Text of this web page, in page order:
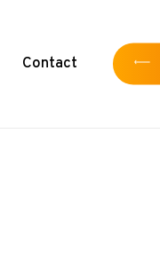
Contact